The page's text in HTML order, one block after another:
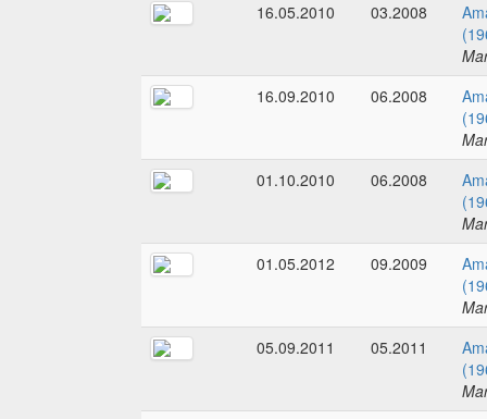
16.05.2010
03.2008
16.09.2010
06.2008
01.10.2010
06.2008
01.05.2012
09.2009
05.09.2011
05.2011